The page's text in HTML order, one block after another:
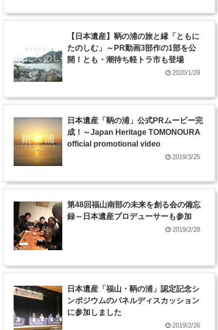
【日本遺産】鞆の浦の旅と縁「ともに
たのしむ」～PR動画3部作の1部を公
開！とも・潮待ち軽トラ市も登場
2020/1/29
日本遺産「鞆の浦」公式PRムービー完
成！～Japan Heritage TOMONOURA
official promotional video
2019/3/25
第48回福山南部の未来を創る会の備忘
録～日本遺産プロデューサーも参加
2019/2/28
日本遺産「福山・鞆の浦」認定記念シ
ンポジウムのパネルディスカッション
に参加しました
2019/2/26